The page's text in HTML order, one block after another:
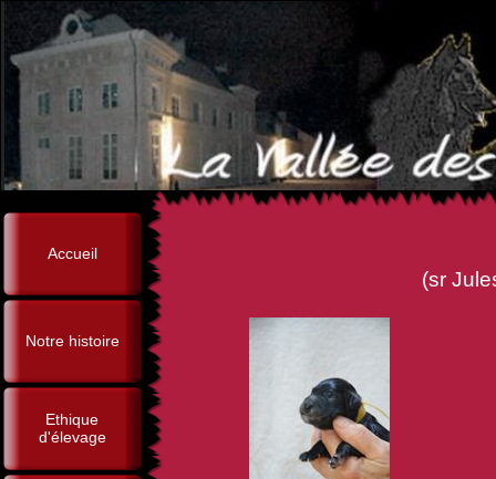
Accueil
Notre histoire
Ethique
d'élevage
(sr Jules-César de la